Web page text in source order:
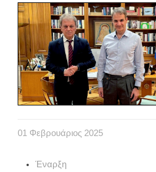
01 Φεβρουάριος 2025
Έναρξη